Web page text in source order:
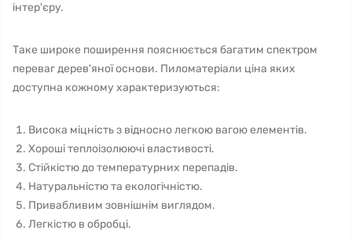
інтер'єру.
Таке широке поширення пояснюється багатим спектром
переваг дерев'яної основи. Пиломатеріали ціна яких
доступна кожному характеризуються:
Висока міцність з відносно легкою вагою елементів.
Хороші теплоізолюючі властивості.
Стійкістю до температурних перепадів.
Натуральністю та екологічністю.
Привабливим зовнішнім виглядом.
Легкістю в обробці.